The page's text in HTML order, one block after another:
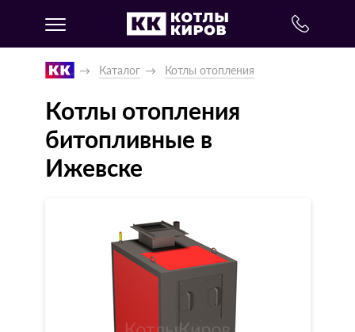
Каталог Котлы отопления
Котлы отопления
битопливные в
Ижевске